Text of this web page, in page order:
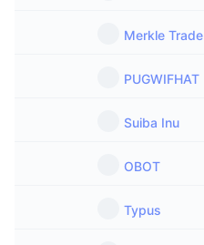
Merkle Trade
PUGWIFHAT
Suiba Inu
OBOT
Typus